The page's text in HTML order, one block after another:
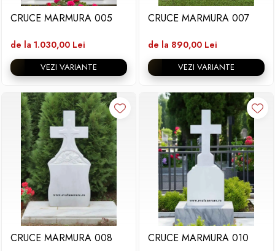
CRUCE MARMURA 005
de la 1.030,00 Lei
VEZI VARIANTE
CRUCE MARMURA 007
de la 890,00 Lei
VEZI VARIANTE
CRUCE MARMURA 008 CRUCE MARMURA 010